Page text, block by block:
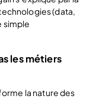
(data,
simple
les métiers
la nature des